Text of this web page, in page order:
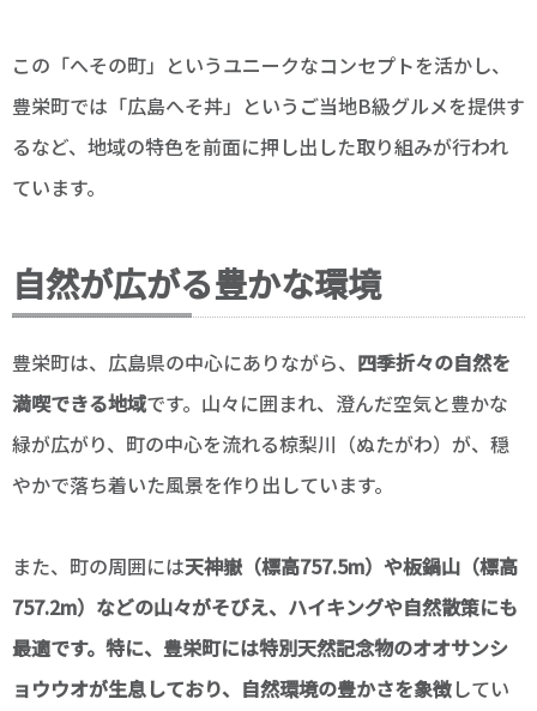
この「へその町」というユニークなコンセプトを活かし、
豊栄町では「広島へそ丼」というご当地B級グルメを提供す
るなど、地域の特色を前面に押し出した取り組みが行われ
ています。
自然が広がる豊かな環境
豊栄町は、広島県の中心にありながら、 四季折々の自然を
満喫できる地域です。山々に囲まれ、澄んだ空気と豊かな
緑が広がり、町の中心を流れる椋梨川（ぬたがわ）が、穏
やかで落ち着いた風景を作り出しています。
また、町の周囲には天神嶽（標高757.5m）や板鍋山（標高
757.2m）などの山々がそびえ、ハイキングや自然散策にも
最適です。特に、豊栄町には特別天然記念物のオオサンシ
ョウウオが生息しており、自然環境の豊かさを象徴してい